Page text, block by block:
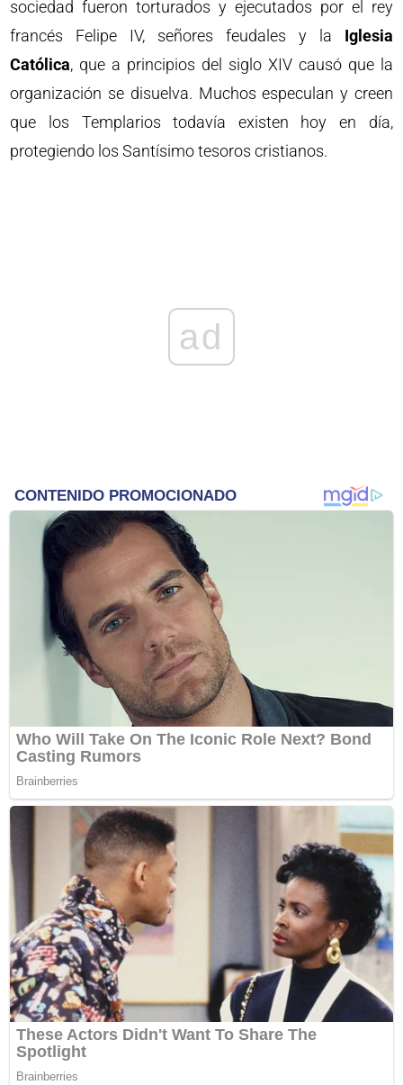
sociedad fueron torturados y ejecutados por el rey
francés Felipe IV, señores feudales y la Iglesia
Católica, que a principios del siglo XIV causó que la
organización se disuelva. Muchos especulan y creen
que los Templarios todavía existen hoy en día,
protegiendo los Santísimo tesoros cristianos.
ad